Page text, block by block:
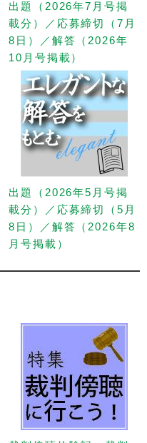
出題（2026年7月号掲
載分）／応募締切（7月
8日）／解答（2026年
10月号掲載）
出題（2026年5月号掲
載分）／応募締切（5月
8日）／解答（2026年8
月号掲載）